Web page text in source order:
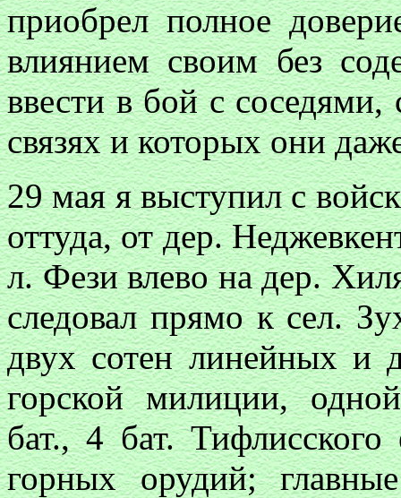
приобрел полное
влиянием своим без
ввести в бой с
связях и которых они
29 мая я выступил с
оттуда, от дер.
л. Фези влево на дер.
следовал прямо к сел.
двух сотен линейных и
горской милиции,
бат., 4 бат.
горных орудий;